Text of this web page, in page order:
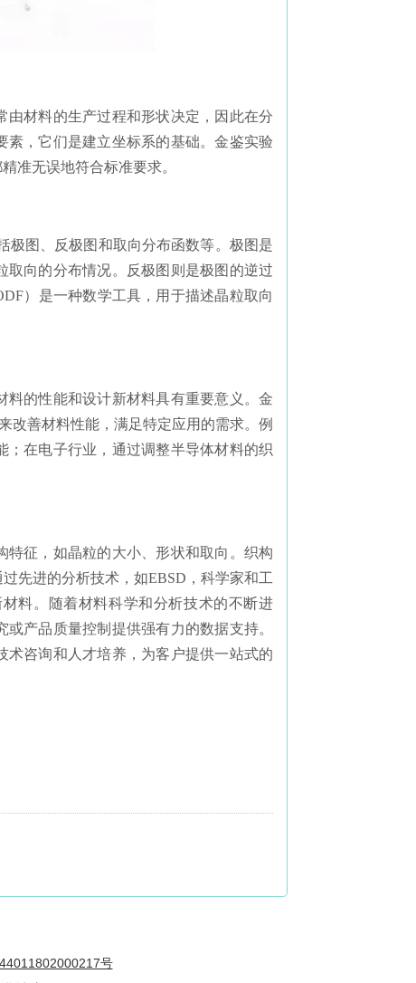
材料的生产过程和形状决定，因此在分
，它们是建立坐标系的基础。金鉴实验
准无误地符合标准要求。
极图、反极图和取向分布函数等。极图是
向的分布情况。反极图则是极图的逆过
）是一种数学工具，用于描述晶粒取向
的性能和设计新材料具有重要意义。金
改善材料性能，满足特定应用的需求。例
在电子行业，通过调整半导体材料的织
征，如晶粒的大小、形状和取向。织构
先进的分析技术，如EBSD，科学家和工
料。随着材料科学和分析技术的不断进
产品质量控制提供强有力的数据支持。
咨询和人才培养，为客户提供一站式的
号